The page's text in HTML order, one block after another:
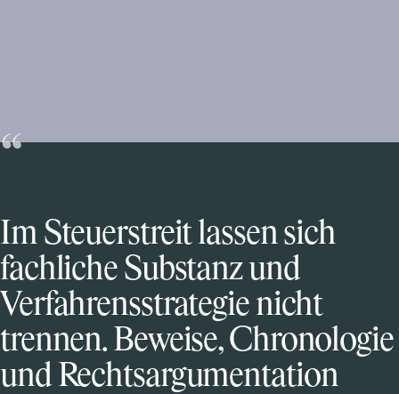
“
Im Steuerstreit lassen sich
fachliche Substanz und
Verfahrensstrategie nicht
trennen. Beweise, Chronologie
und Rechtsargumentation